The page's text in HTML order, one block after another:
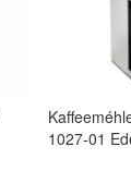
1027-01